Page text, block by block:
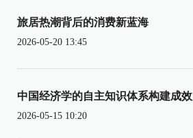
旅居热潮背后的消费新蓝海
2026-05-20 13:45
中国经济学的自主知识体系构建成效
2026-05-15 10:20